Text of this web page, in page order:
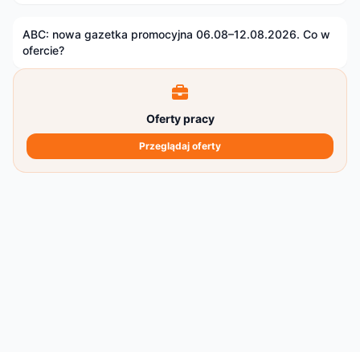
ABC: nowa gazetka promocyjna 06.08–12.08.2026. Co w
ofercie?
Oferty pracy
Przeglądaj oferty